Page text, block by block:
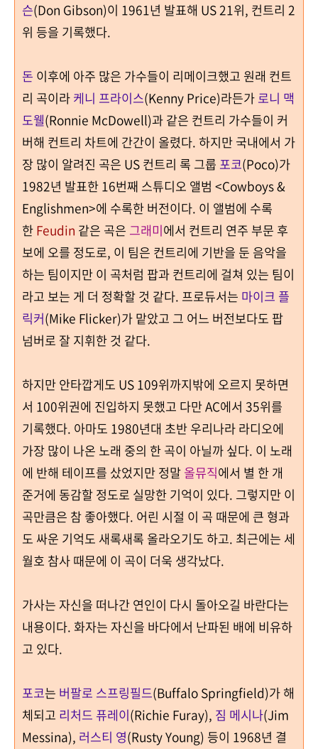
슨(Don Gibson)이 1961년 발표해 US21위, 컨트리 2
위 등을 기록했다.
돈 이후에 아주 많은 가수들이 리메이크했고 원래 컨트
리 곡이라케니 프라이스(Kenny Price)라든가로니 맥
도웰(Ronnie McDowell)과 같은 컨트리 가수들이 커
버해 컨트리 차트에 간간이 올렸다.하지만 국내에서 가
장 많이 알려진 곡은 US 컨트리 록 그룹 포코(Poco)가
1982년 발표한16번째 스튜디오 앨범 <Cowboys &
Englishmen>에 수록한 버전이다. 이 앨범에 수록
한Feudin 같은 곡은 그래미에서 컨트리 연주 부문 후
보에 오를 정도로, 이 팀은 컨트리에 기반을 둔 음악을
하는 팀이지만 이 곡처럼 팝과 컨트리에 걸쳐 있는 팀이
라고 보는 게 더 정확할 것 같다. 프로듀서는 마이크 플
릭커(Mike Flicker)가 맡았고 그 어느 버전보다도 팝
넘버로 잘 지휘한 것 같다.
하지만 안타깝게도 US109위까지밖에 오르지 못하면
서 100위권에 진입하지 못했고 다만AC에서 35위를
기록했다. 아마도 1980년대 초반 우리나라 라디오에
가장 많이 나온 노래 중의 한 곡이 아닐까 싶다. 이 노래
에 반해 테이프를 샀었지만 정말올뮤직에서 별 한 개
준거에 동감할 정도로 실망한 기억이 있다. 그렇지만 이
곡만큼은 참 좋아했다. 어린 시절 이 곡 때문에 큰 형과
도 싸운 기억도 새록새록 올라오기도 하고. 최근에는 세
월호 참사 때문에 이 곡이 더욱 생각났다.
가사는 자신을 떠나간 연인이 다시 돌아오길 바란다는
내용이다. 화자는 자신을 바다에서 난파된 배에 비유하
고 있다.
포코는 버팔로 스프링필드(Buffalo Springfield)가 해
체되고 리처드 퓨레이(Richie Furay), 짐 메시나(Jim
Messina), 러스티 영(Rusty Young) 등이 1968년 결